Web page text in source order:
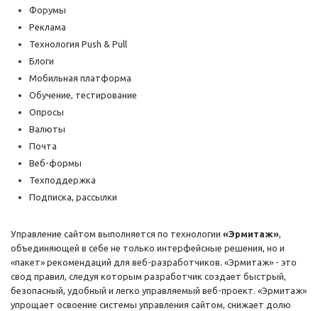
Форумы
Реклама
Технология Push & Pull
Блоги
Мобильная платформа
Обучение, тестирование
Опросы
Валюты
Почта
Веб-формы
Техподдержка
Подписка, рассылки
Управление сайтом выполняется по технологии «Эрмитаж»,
объединяющей в себе не только интерфейсные решения, но и
«пакет» рекомендаций для веб-разработчиков. «Эрмитаж» - это
свод правил, следуя которым разработчик создает быстрый,
безопасный, удобный и легко управляемый веб-проект. «Эрмитаж»
упрощает освоение системы управления сайтом, снижает долю